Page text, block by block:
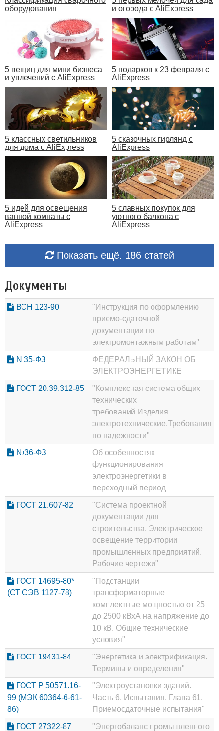
оборудования
и огорода с AliExpress
5 вещиц для мини бизнеса
и увлечений с AliExpress
5 подарков к 23 февраля с
AliExpress
5 классных светильников
для дома с AliExpress
5 сказочных гирлянд с
AliExpress
5 идей для освещения
ванной комнаты с
AliExpress
5 славных покупок для
уютного балкона с
AliExpress
Показать ещё. 186 статей
Документы
ВСН 123-90
"Инструкция по оформлению
приемо-сдаточной
документации по
электромонтажным работам"
N 35-ФЗ
ФЕДЕРАЛЬНЫЙ ЗАКОН ОБ
ЭЛЕКТРОЭНЕРГЕТИКЕ
ГОСТ 20.39.312-85
"Комплексная система общих
технических
требований.Изделия
электротехнические.Требования
по надежности"
№36-ФЗ
Об особенностях
функционирования
электроэнергетики в
переходный период
ГОСТ 21.607-82
"Система проектной
документации для
строительства. Электрическое
освещение территории
промышленных предприятий.
Рабочие чертежи"
ГОСТ 14695-80*
(СТ СЭВ 1127-78)
"Подстанции
трансформаторные
комплектные мощностью от 25
до 2500 кВхА на напряжение до
10 кВ. Общие технические
условия"
ГОСТ 19431-84
"Энергетика и электрификация.
Термины и определения"
ГОСТ Р 50571.16-
99 (МЭК 60364-6-61-
86)
"Электроустановки зданий.
Часть 6. Испытания. Глава 61.
Приемосдаточные испытания"
ГОСТ 27322-87
"Энергобаланс промышленного